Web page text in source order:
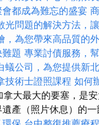
都成為難忘的盛宴
光問題的解決方法，
，為您帶來高品質的
題 專業討債服務，
蟻公司，為您提供新
技術士證照課程 如何
大最大的要塞，是
產（照片休息）的一